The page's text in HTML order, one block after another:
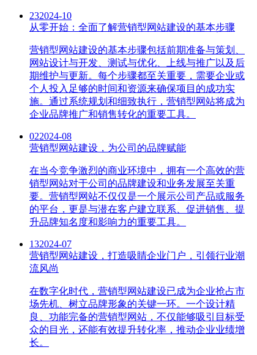
232024-10
从零开始：全面了解营销型网站建设的基本步骤
营销型网站建设的基本步骤包括前期准备与策划、
网站设计与开发、测试与优化、上线与推广以及后
期维护与更新。每个步骤都至关重要，需要企业或
个人投入足够的时间和资源来确保项目的成功实
施。通过系统规划和细致执行，营销型网站将成为
企业品牌推广和销售转化的重要工具。
022024-08
营销型网站建设，为公司的品牌赋能
在当今竞争激烈的商业环境中，拥有一个高效的营
销型网站对于公司的品牌建设和业务发展至关重
要。营销型网站不仅仅是一个展示公司产品或服务
的平台，更是与潜在客户建立联系、促进销售、提
升品牌知名度和影响力的重要工具。
132024-07
营销型网站建设，打造吸睛企业门户，引领行业潮
流风尚
在数字化时代，营销型网站建设已成为企业抢占市
场先机、树立品牌形象的关键一环。一个设计精
良、功能完备的营销型网站，不仅能够吸引目标受
众的目光，还能有效提升转化率，推动企业业绩增
长。